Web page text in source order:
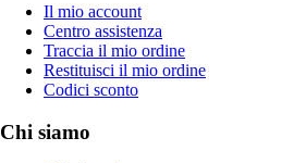
Il mio account
Centro assistenza
Traccia il mio ordine
Restituisci il mio ordine
Codici sconto
Chi siamo